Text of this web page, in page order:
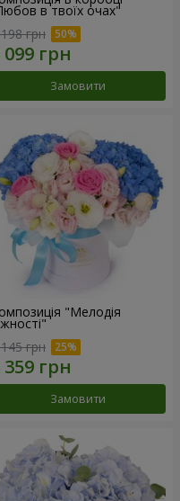
в твоїх очах"
грн
Замовити
"Мелодія
грн
Замовити